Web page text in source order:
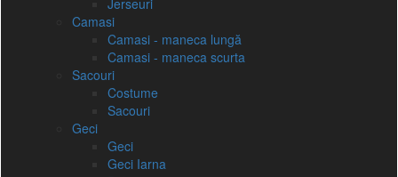
Jerseuri
Camasi
Camasi - maneca lungă
Camasi - maneca scurta
Sacouri
Costume
Sacouri
Geci
Geci
Geci Iarna